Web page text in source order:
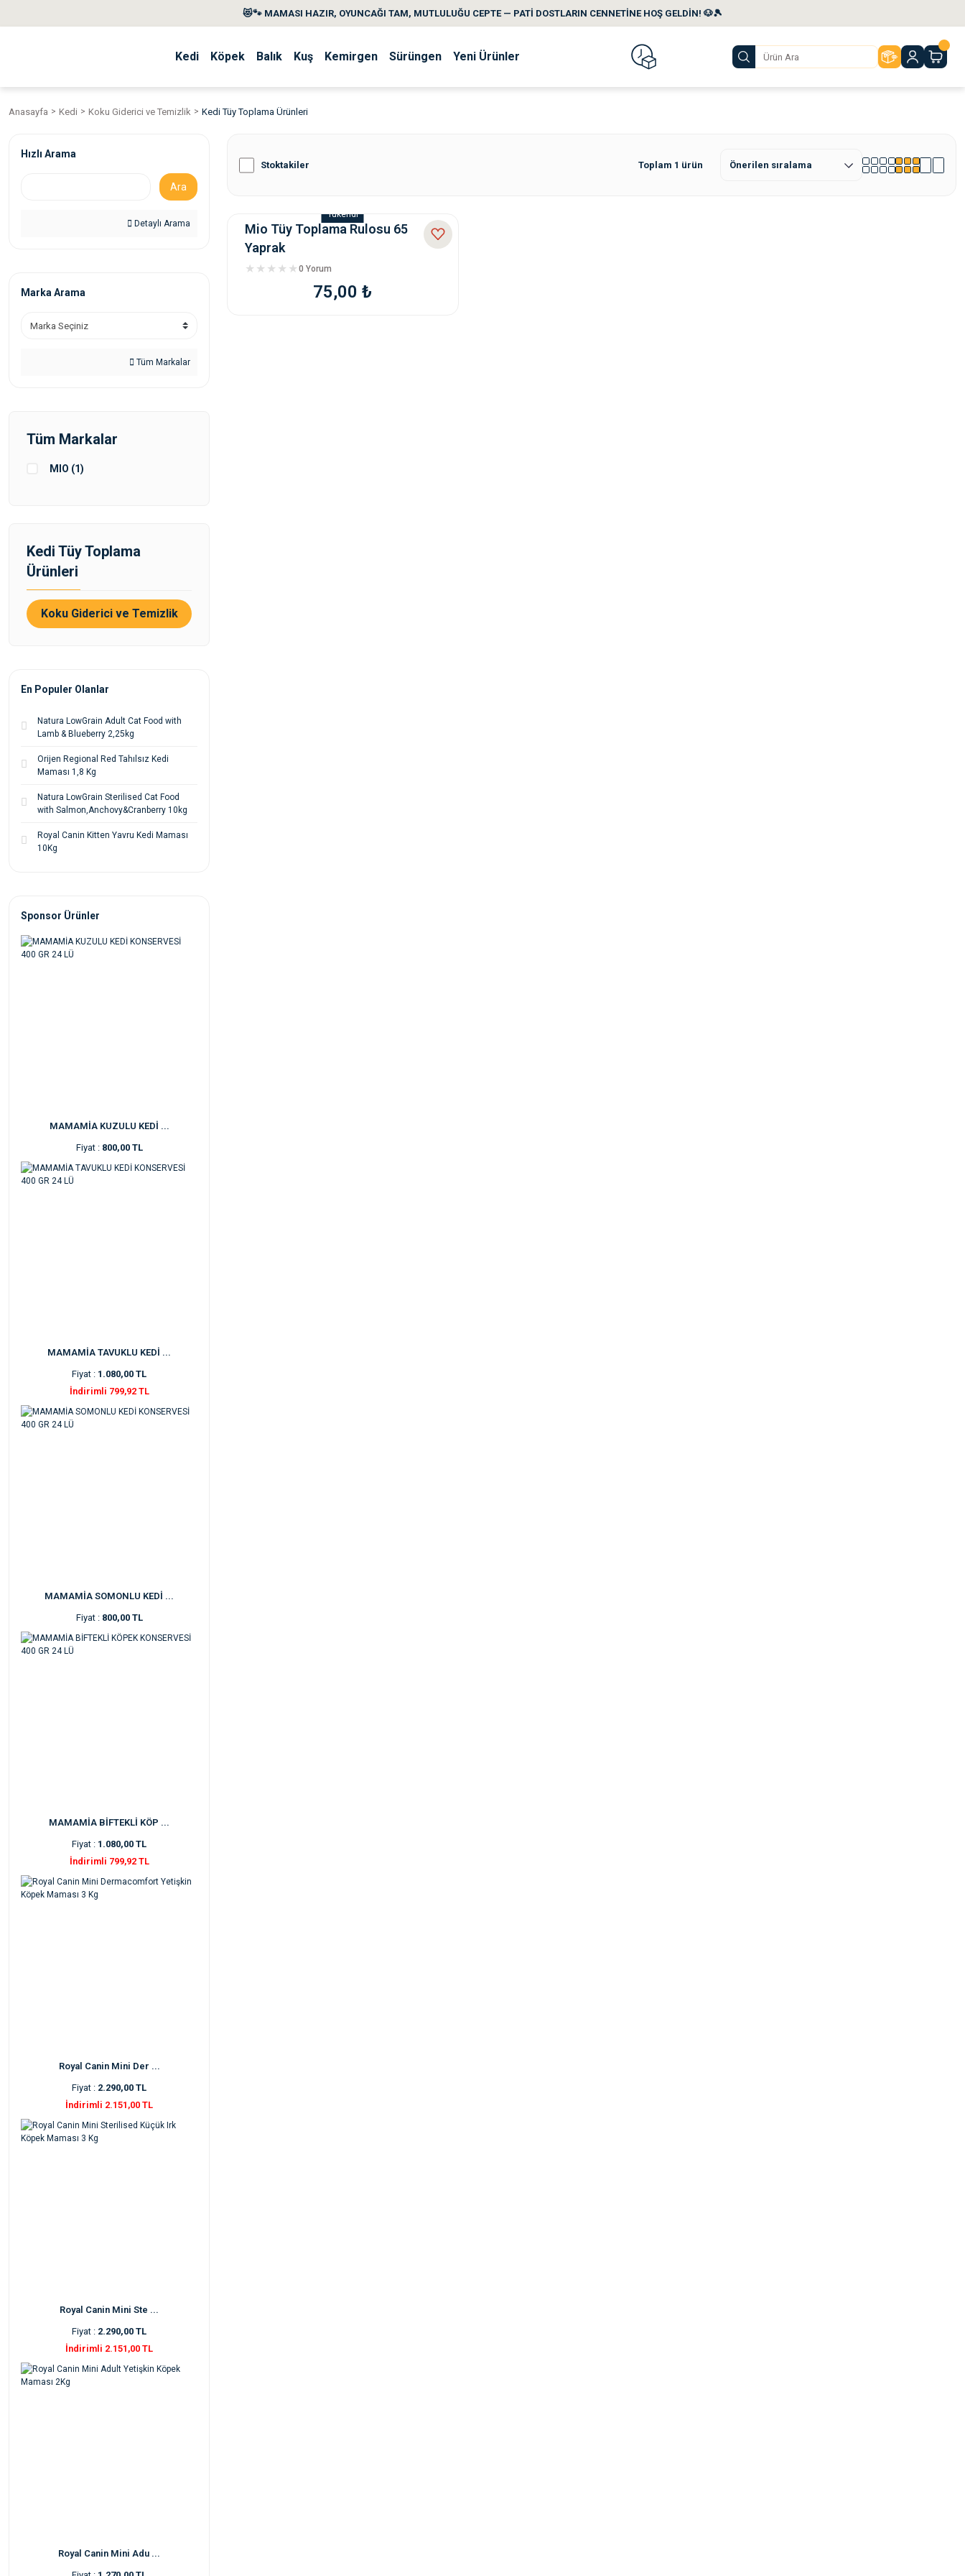
😻🐾 MAMASI HAZIR, OYUNCAĞI TAM, MUTLULUĞU CEPTE — PATİ DOSTLARIN CENNETİNE HOŞ GELDİN! 🐶🎾
Kedi Köpek Balık Kuş Kemirgen Sürüngen Yeni Ürünler
Anasayfa Kedi Koku Giderici ve Temizlik Kedi Tüy Toplama Ürünleri
Hızlı Arama
Ara
Detaylı Arama
Marka Arama
Tüm Markalar
Kedi Tüy Toplama
Ürünleri
Koku Giderici ve Temizlik
Tüm Markalar
MIO (1)
En Populer Olanlar
Natura LowGrain Adult Cat Food with
Lamb & Blueberry 2,25kg
Orijen Regional Red Tahılsız Kedi
Maması 1,8 Kg
Natura LowGrain Sterilised Cat Food
with Salmon,Anchovy&Cranberry 10kg
Royal Canin Kitten Yavru Kedi Maması
10Kg
Sponsor Ürünler
MAMAMİA KUZULU KEDİ ...
Fiyat : 800,00 TL
MAMAMİA TAVUKLU KEDİ ...
Fiyat : 1.080,00 TL
İndirimli 799,92 TL
MAMAMİA SOMONLU KEDİ ...
Fiyat : 800,00 TL
MAMAMİA BİFTEKLİ KÖP ...
Fiyat : 1.080,00 TL
İndirimli 799,92 TL
Royal Canin Mini Der ...
Fiyat : 2.290,00 TL
İndirimli 2.151,00 TL
Royal Canin Mini Ste ...
Fiyat : 2.290,00 TL
İndirimli 2.151,00 TL
Royal Canin Mini Adu ...
Stoktakiler Toplam 1 ürün
Tükendi
Mio Tüy Toplama Rulosu 65
Yaprak
0 Yorum
75,00 ₺